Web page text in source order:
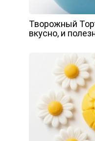
Творожный
вкусно, и